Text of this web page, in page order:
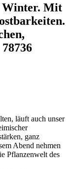
Winter. Mit
läuft auch unser
ganz
Abend nehmen
Pflanzenwelt des